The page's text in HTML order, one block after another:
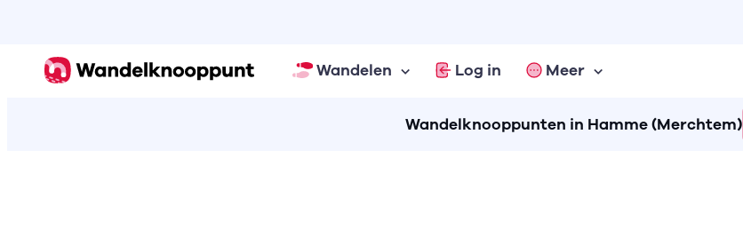
Wandelen Log in Meer
Wandelknooppunten in Hamme (Merchtem)